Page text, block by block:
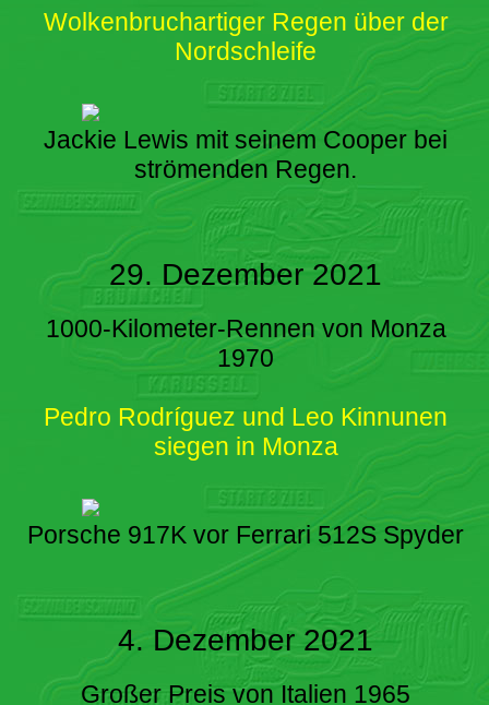
Wolkenbruchartiger Regen über der
Nordschleife
Jackie Lewis mit seinem Cooper bei
strömenden Regen.
29. Dezember 2021
1000-Kilometer-Rennen von Monza
1970
Pedro Rodríguez und Leo Kinnunen
siegen in Monza
Porsche 917K vor Ferrari 512S Spyder
4. Dezember 2021
Großer Preis von Italien 1965